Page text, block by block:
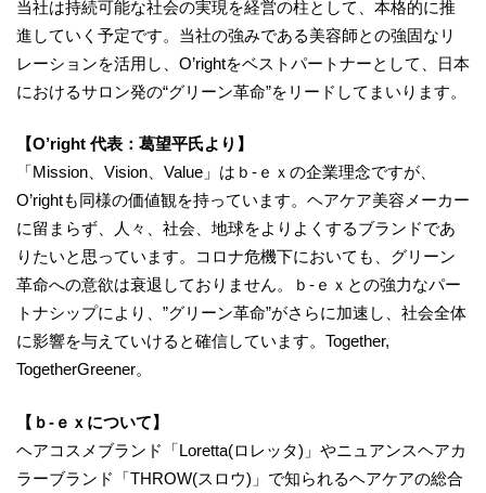
当社は持続可能な社会の実現を経営の柱として、本格的に推
進していく予定です。当社の強みである美容師との強固なリ
レーションを活用し、O’rightをベストパートナーとして、日本
におけるサロン発の“グリーン革命”をリードしてまいります。
【O’right 代表：葛望平氏より】
「Mission、Vision、Value」はｂ-ｅｘの企業理念ですが、
O’rightも同様の価値観を持っています。ヘアケア美容メーカー
に留まらず、人々、社会、地球をよりよくするブランドであ
りたいと思っています。コロナ危機下においても、グリーン
革命への意欲は衰退しておりません。ｂ-ｅｘとの強力なパー
トナシップにより、”グリーン革命”がさらに加速し、社会全体
に影響を与えていけると確信しています。Together,
TogetherGreener。
【ｂ-ｅｘについて】
ヘアコスメブランド「Loretta(ロレッタ)」やニュアンスヘアカ
ラーブランド「THROW(スロウ)」で知られるヘアケアの総合